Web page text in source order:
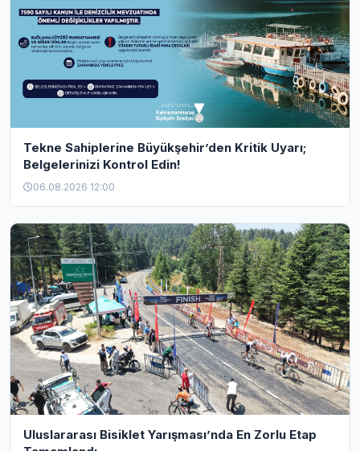
Tekne Sahiplerine Büyükşehir’den Kritik Uyarı;
Belgelerinizi Kontrol Edin!
06.08.2026 12:00
Uluslararası Bisiklet Yarışması’nda En Zorlu Etap